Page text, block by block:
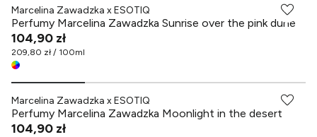
Marcelina Zawadzka x ESOTIQ
Perfumy Marcelina Zawadzka Sunrise over the pink dune
104,90 zł
209,80 zł / 100ml
Marcelina Zawadzka x ESOTIQ
Perfumy Marcelina Zawadzka Moonlight in the desert
104,90 zł